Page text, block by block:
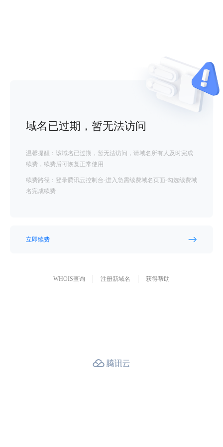
域名已过期，暂无法访问
温馨提醒：该域名已过期，暂无法访问，请域名所有人及时完成
续费，续费后可恢复正常使用
续费路径：登录腾讯云控制台-进入急需续费域名页面-勾选续费域
名完成续费
立即续费
WHOIS查询 注册新域名 获得帮助